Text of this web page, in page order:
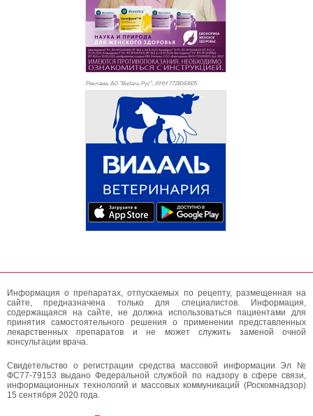
Реклама. АО "Видаль Рус", ИНН 7728043605
Информация о препаратах, отпускаемых по рецепту, размещенная на
сайте, предназначена только для специалистов. Информация,
содержащаяся на сайте, не должна использоваться пациентами для
принятия самостоятельного решения о применении представленных
лекарственных препаратов и не может служить заменой очной
консультации врача.
Свидетельство о регистрации средства массовой информации Эл №
ФС77-79153 выдано Федеральной службой по надзору в сфере связи,
информационных технологий и массовых коммуникаций (Роскомнадзор)
15 сентября 2020 года.